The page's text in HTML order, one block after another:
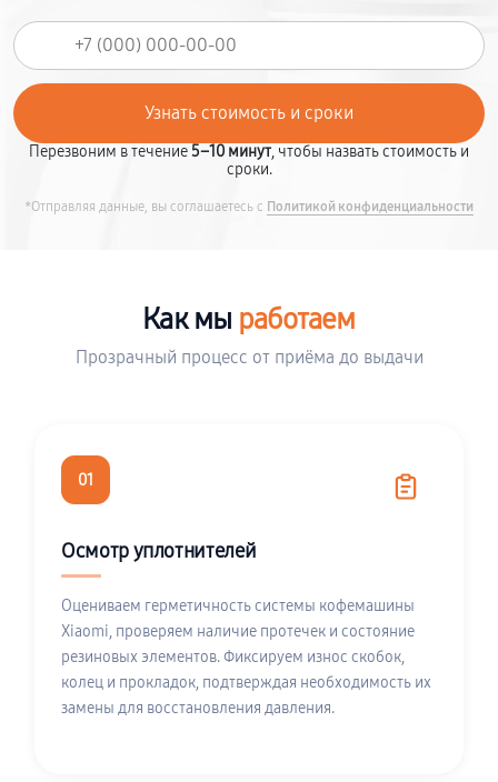
Перезвоним в течение5–10 минут, чтобы назвать стоимость и
сроки.
*Отправляя данные, вы соглашаетесь с Политикой конфиденциальности
Как мы работаем
Прозрачный процесс от приёма до выдачи
01
Осмотр уплотнителей
Оцениваем герметичность системы кофемашины
Xiaomi, проверяем наличие протечек и состояние
резиновых элементов. Фиксируем износ скобок,
колец и прокладок, подтверждая необходимость их
замены для восстановления давления.